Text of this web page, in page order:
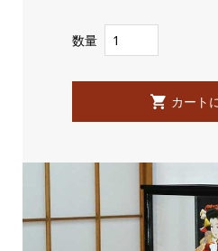
数量